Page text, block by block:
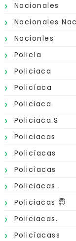
Nacionales
Nacionales
Nacionles
Policía
Policiaca
Policíaca
Policiaca.
Policiaca.s
Policiacas
Policíacas
Policìacas
Policiacas .
Policiacas 😇
Policiacas.
Policíacass